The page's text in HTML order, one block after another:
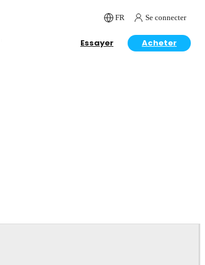
FR Se connecter
Essayer Acheter